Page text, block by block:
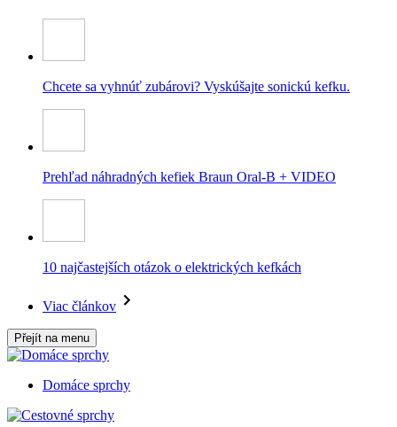
Chcete sa vyhnúť zubárovi? Vyskúšajte sonickú kefku.
Prehľad náhradných kefiek Braun Oral-B + VIDEO
10 najčastejších otázok o elektrických kefkách
Viac článkov
Přejít na menu
Domáce sprchy